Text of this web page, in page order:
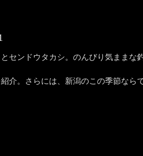
センドウタカシ。のんびり気ままな
介。さらには、新潟のこの季節なら